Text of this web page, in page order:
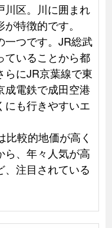
川区。川に囲まれ
特徴的です。
一つです。JR総武
ていることから都
らにJR京葉線で東
成電鉄で成田空港
にも行きやすいエ
比較的地価が高く
ら、年々人気が高
、注目されている